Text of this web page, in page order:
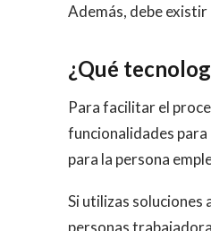
Además, debe
¿Qué
Para facilitar el
funcionalidades
para la persona
Si utilizas soluciones
personas